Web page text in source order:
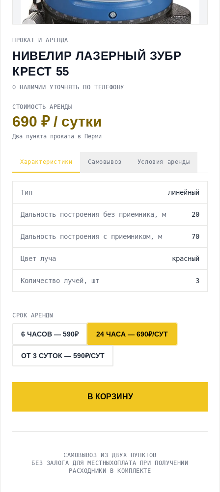
Электрорубанки
Шуруповерты
Ножницы по металлу
Строительные фены
Реноваторы
Фрезеры
Гайковерты
Весь раздел
Детекторы
Тепловизоры
Тепловые пушки
Весь раздел
Газовые тепловые пушки
Дизельные тепловые пушки
Специализированное оборудование
Сантехнический инструмент
Резьбонарезной инструмент
Прочее
Весь раздел
Ручной инструмент
Дополнительное оборудование
ПРОКАТ И АРЕНДА
НИВЕЛИР ЛАЗЕРНЫЙ ЗУБР
КРЕСТ 55
О НАЛИЧИИ УТОЧНЯТЬ ПО ТЕЛЕФОНУ
СТОИМОСТЬ АРЕНДЫ
690 ₽ / сутки
Два пункта проката в Перми
Характеристики Самовывоз Условия аренды
Тип линейный
Дальность построения без приемника, м 20
Дальность построения с приемником, м 70
Цвет луча красный
Количество лучей, шт 3
СРОК АРЕНДЫ
6 ЧАСОВ — 590₽ 24 ЧАСА — 690₽/СУТ
ОТ 3 СУТОК — 590₽/СУТ
В КОРЗИНУ
САМОВЫВОЗ ИЗ ДВУХ ПУНКТОВ
БЕЗ ЗАЛОГА ДЛЯ МЕСТНЫХОПЛАТА ПРИ ПОЛУЧЕНИИ
РАСХОДНИКИ В КОМПЛЕКТЕ